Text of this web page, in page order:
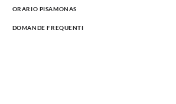
ORARIO PISAMONAS
DOMANDE FREQUENTI